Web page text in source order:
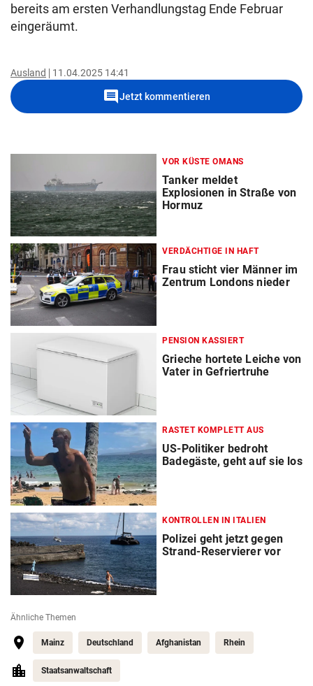
bereits am ersten Verhandlungstag Ende Februar
eingeräumt.
Ausland 11.04.2025 14:41
commentJetzt kommentieren
VOR KÜSTE OMANS
Tanker meldet
Explosionen in Straße von
Hormuz
VERDÄCHTIGE IN HAFT
Frau sticht vier Männer im
Zentrum Londons nieder
PENSION KASSIERT
Grieche hortete Leiche von
Vater in Gefriertruhe
RASTET KOMPLETT AUS
US-Politiker bedroht
Badegäste, geht auf sie los
KONTROLLEN IN ITALIEN
Polizei geht jetzt gegen
Strand-Reservierer vor
Ähnliche Themen
Mainz Deutschland Afghanistan Rhein
Staatsanwaltschaft